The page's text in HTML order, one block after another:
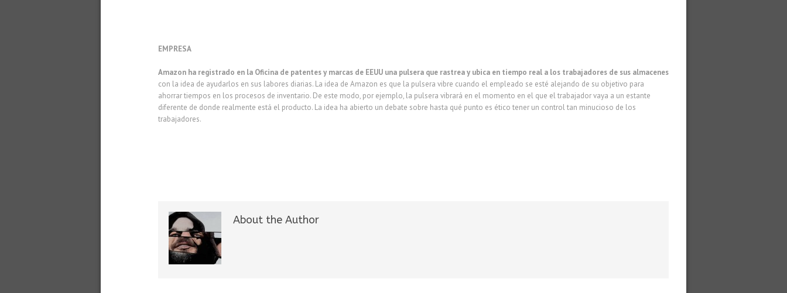
EMPRESA
Amazon ha registrado en la Oficina de patentes y marcas de EEUU una pulsera que rastrea y ubica en tiempo real a los trabajadores de sus almacenes
con la idea de ayudarlos en sus labores diarias. La idea de Amazon es que la pulsera vibre cuando el empleado se esté alejando de su objetivo para
ahorrar tiempos en los procesos de inventario. De este modo, por ejemplo, la pulsera vibrará en el momento en el que el trabajador vaya a un estante
diferente de donde realmente está el producto. La idea ha abierto un debate sobre hasta qué punto es ético tener un control tan minucioso de los
trabajadores.
About the Author